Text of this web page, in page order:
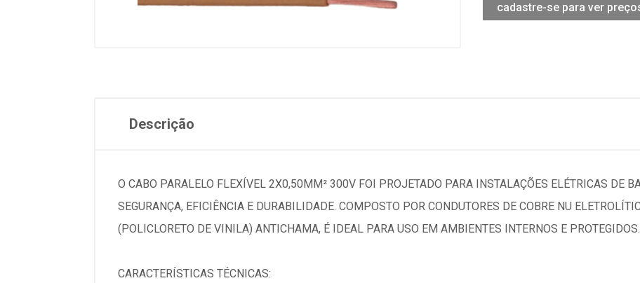
cadastre-se para ver
Descrição
O CABO PARALELO FLEXÍVEL 2X0,50MM² 300V FOI PROJETADO PARA INSTALAÇÕES ELÉTRICAS DE
SEGURANÇA, EFICIÊNCIA E DURABILIDADE. COMPOSTO POR CONDUTORES DE COBRE NU
(POLICLORETO DE VINILA) ANTICHAMA, É IDEAL PARA USO EM AMBIENTES INTERNOS E PROTEGIDOS.
CARACTERÍSTICAS TÉCNICAS: